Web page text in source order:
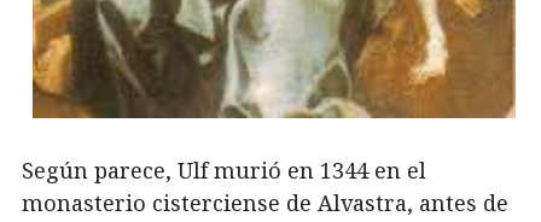
Según parece, Ulf murió en 1344 en el
monasterio cisterciense de Alvastra, antes de